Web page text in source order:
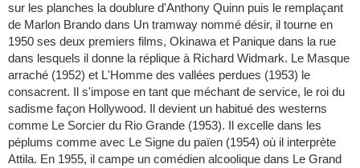
sur les planches la doublure d'Anthony Quinn puis le remplaçant
de Marlon Brando dans Un tramway nommé désir, il tourne en
1950 ses deux premiers films, Okinawa et Panique dans la rue
dans lesquels il donne la réplique à Richard Widmark. Le Masque
arraché (1952) et L'Homme des vallées perdues (1953) le
consacrent. Il s'impose en tant que méchant de service, le roi du
sadisme façon Hollywood. Il devient un habitué des westerns
comme Le Sorcier du Rio Grande (1953). Il excelle dans les
péplums comme avec Le Signe du païen (1954) où il interprète
Attila. En 1955, il campe un comédien alcoolique dans Le Grand